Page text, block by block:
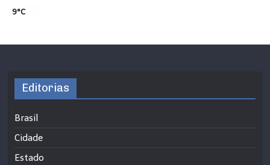
9°C
Editorias
Brasil
Cidade
Estado